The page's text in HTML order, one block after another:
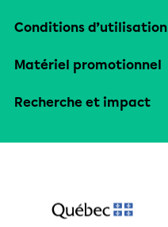
Conditions d’utilisation
Matériel promotionnel
Recherche et impact